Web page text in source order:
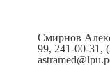
Смирнов
99, 241-00-31,